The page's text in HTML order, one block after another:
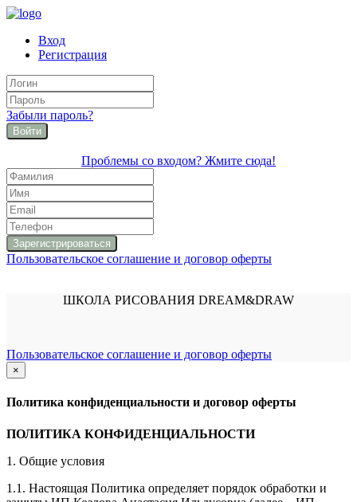
Вход
Регистрация
Забыли пароль?
Войти
Проблемы со входом? Жмите сюда!
Пользовательское соглашение и договор оферты
ШКОЛА РИСОВАНИЯ DREAM&DRAW
Пользовательское соглашение и договор оферты
×
закрыть
Политика конфиденциальности и договор оферты
ПОЛИТИКА КОНФИДЕНЦИАЛЬНОСТИ
1. Общие условия
1.1. Настоящая Политика определяет порядок обработки и